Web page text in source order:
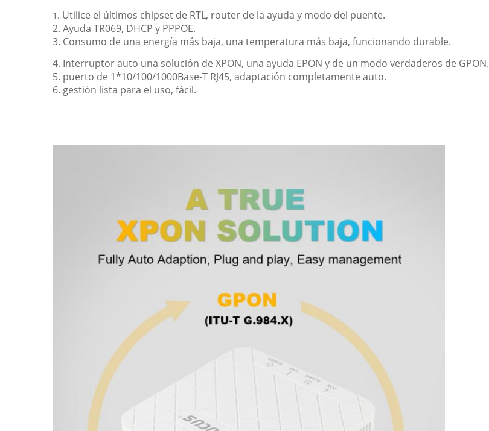
1. Utilice el últimos chipset de RTL, router de la ayuda y modo del puente.
2. Ayuda TR069, DHCP y PPPOE.
3. Consumo de una energía más baja, una temperatura más baja, funcionando durable.
4. Interruptor auto una solución de XPON, una ayuda EPON y de un modo verdaderos de GPON.
5. puerto de 1*10/100/1000Base-T RJ45, adaptación completamente auto.
6. gestión lista para el uso, fácil.